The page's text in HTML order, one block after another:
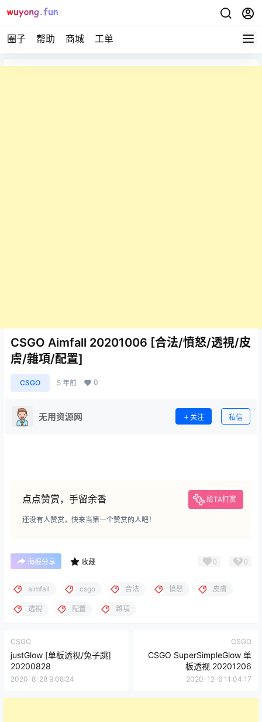
圈子 帮助 商城 工单
CSGO Aimfall 20201006 [合法/憤怒/透視/皮
膚/雜項/配置]
CSGO 5 年前 0
无用资源网 关注 私信
点点赞赏，手留余香 给TA打赏
还没有人赞赏，快来当第一个赞赏的人吧！
海报分享 收藏 0 0
aimfall csgo 合法 憤怒 皮膚
透視 配置 雜項
CSGO
justGlow [单板透视/兔子跳]
20200828
2020-8-28 9:08:24
CSGO
CSGO SuperSimpleGlow 单
板透视 20201206
2020-12-6 11:04:17